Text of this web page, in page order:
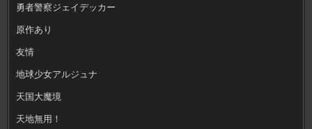
勇者警察ジェイデッカー
原作あり
友情
地球少女アルジュナ
天国大魔境
天地無用！